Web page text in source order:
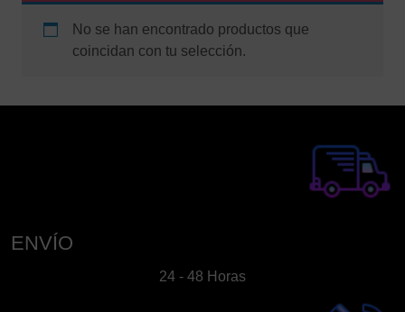
No se han encontrado productos que
coincidan con tu selección.
ENVÍO
24 - 48 Horas